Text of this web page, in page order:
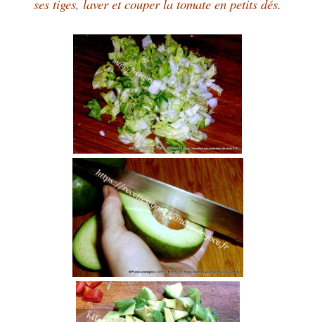
ses tiges, laver et couper la tomate en petits dés.